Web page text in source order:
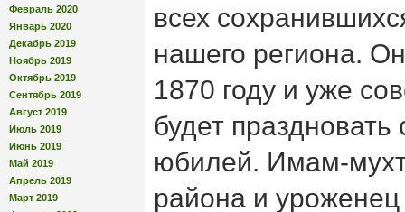
Февраль 2020
Январь 2020
Декабрь 2019
Ноябрь 2019
Октябрь 2019
Сентябрь 2019
Август 2019
Июль 2019
Июнь 2019
Май 2019
Апрель 2019
Март 2019
всех
нашего региона.
1870 году и уже
будет
юбилей. Имам-
района и